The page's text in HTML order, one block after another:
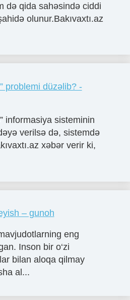
də qida sahəsində ciddi
olunur.Bakıvaxtı.az
problemi düzəlib? -
informasiya sisteminin
verilsə də, sistemdə
xəbər verir ki,
– gunoh
eng
Inson bir o‘zi
bilan aloqa qilmay
al...